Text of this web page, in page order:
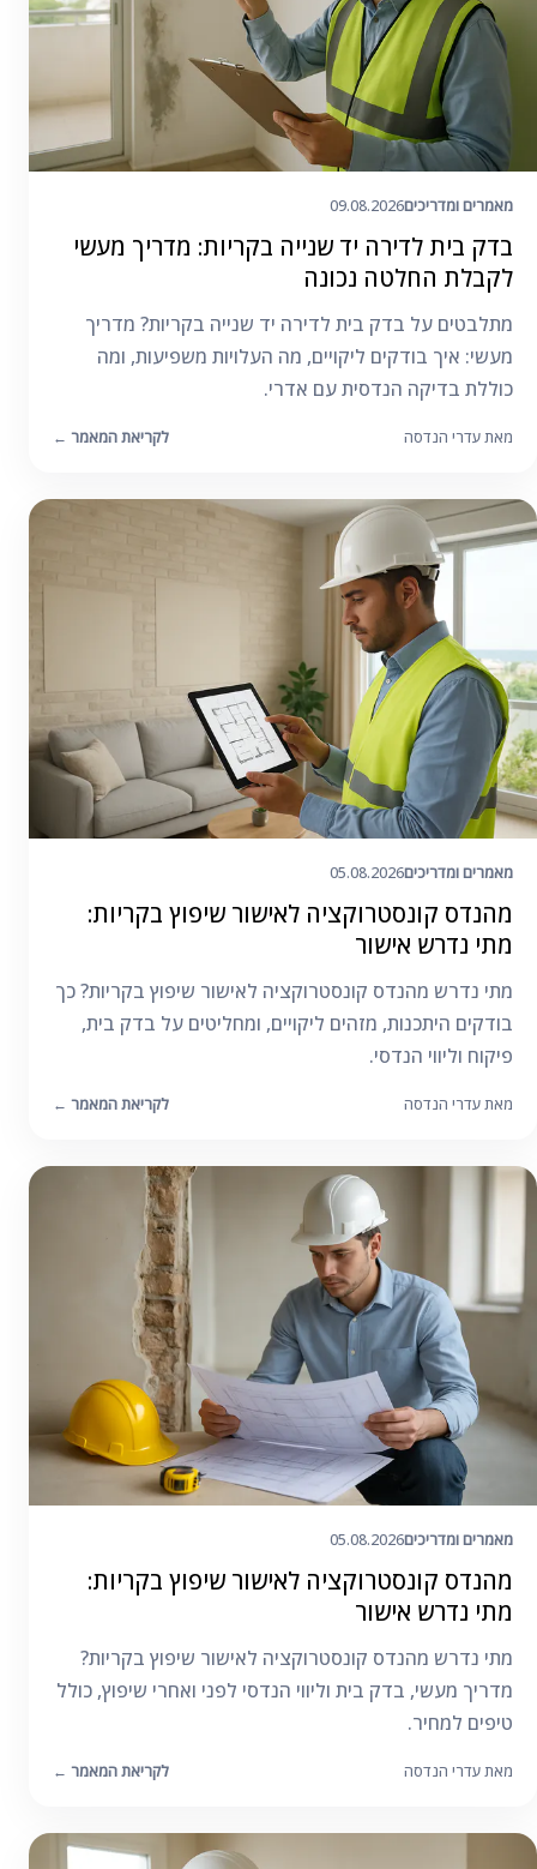
מאמרים ומדריכים09.08.2026
בדק בית לדירה יד שנייה בקריות: מדריך מעשי
לקבלת החלטה נכונה
מתלבטים על בדק בית לדירה יד שנייה בקריות? מדריך
מעשי: איך בודקים ליקויים, מה העלויות משפיעות, ומה
כוללת בדיקה הנדסית עם אדרי.
מאת עדרי הנדסה לקריאת המאמר ←
מאמרים ומדריכים05.08.2026
מהנדס קונסטרוקציה לאישור שיפוץ בקריות:
מתי נדרש אישור
מתי נדרש מהנדס קונסטרוקציה לאישור שיפוץ בקריות? כך
בודקים היתכנות, מזהים ליקויים, ומחליטים על בדק בית,
פיקוח וליווי הנדסי.
מאת עדרי הנדסה לקריאת המאמר ←
מאמרים ומדריכים05.08.2026
מהנדס קונסטרוקציה לאישור שיפוץ בקריות:
מתי נדרש אישור
מתי נדרש מהנדס קונסטרוקציה לאישור שיפוץ בקריות?
מדריך מעשי, בדק בית וליווי הנדסי לפני ואחרי שיפוץ, כולל
טיפים למחיר.
מאת עדרי הנדסה לקריאת המאמר ←